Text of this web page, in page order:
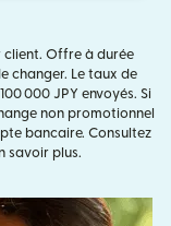
client. Offre à durée
changer. Le taux de
000 JPY envoyés. Si
non promotionnel
bancaire. Consultez
dans une nouvelle
savoir plus.